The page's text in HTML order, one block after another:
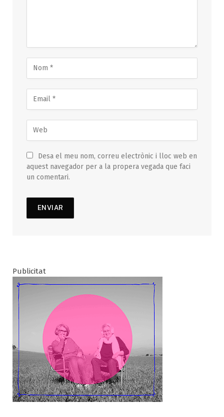
Desa el meu nom, correu electrònic i lloc web en
aquest navegador per a la propera vegada que faci
un comentari.
Publicitat